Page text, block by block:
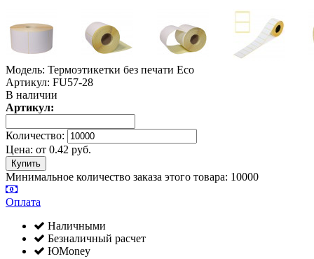
Модель: Термоэтикетки без печати Eco
Артикул: FU57-28
В наличии
Артикул:
Количество:
Цена: от 0.42 руб.
Минимальное количество заказа этого товара: 10000
Оплата
Наличными
Безналичный расчет
ЮMoney